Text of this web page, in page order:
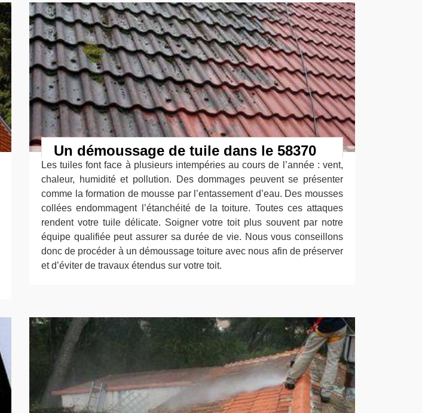
Un démoussage de tuile dans le 58370
Les tuiles font face à plusieurs intempéries au cours de l’année : vent,
chaleur, humidité et pollution. Des dommages peuvent se présenter
comme la formation de mousse par l’entassement d’eau. Des mousses
collées endommagent l’étanchéité de la toiture. Toutes ces attaques
rendent votre tuile délicate. Soigner votre toit plus souvent par notre
équipe qualifiée peut assurer sa durée de vie. Nous vous conseillons
donc de procéder à un démoussage toiture avec nous afin de préserver
et d’éviter de travaux étendus sur votre toit.